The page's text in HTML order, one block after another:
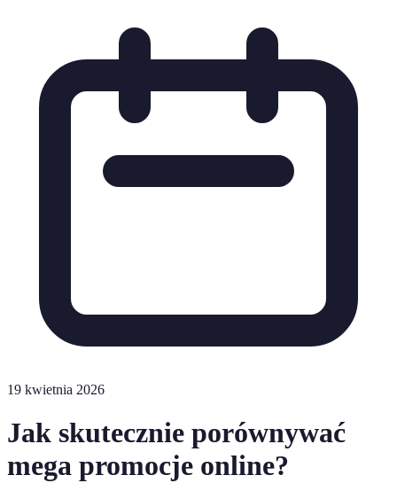
19 kwietnia 2026
Jak skutecznie porównywać
mega promocje online?